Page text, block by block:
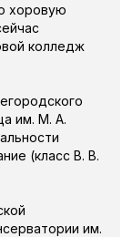
хоровую
колледж
им. М. А.
(класс В. В.
им.